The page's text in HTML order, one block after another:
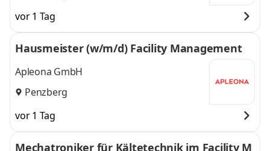
vor 1 Tag
Hausmeister (w/m/d) Facility Management
Apleona GmbH
Penzberg
vor 1 Tag
Mechatroniker für Kältetechnik im Facility M